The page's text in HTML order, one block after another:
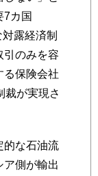
7カ国
露経済制
引のみを容
る保険会社
裁が実現さ
的な石油流
側が輸出